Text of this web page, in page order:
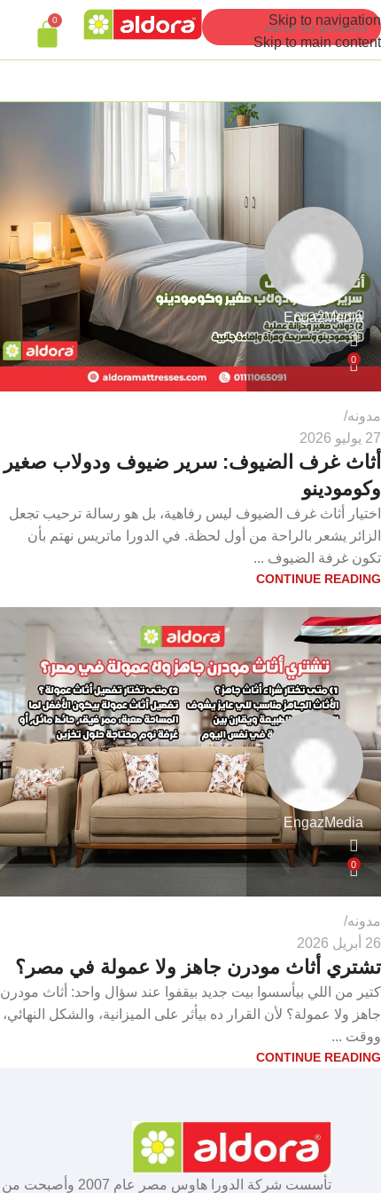
Skip to navigation
Skip to main content
0
EngazMedia
0
مدونه
27 يوليو 2026
أثاث غرف الضيوف: سرير ضيوف ودولاب صغير
وكومودينو
اختيار أثاث غرف الضيوف ليس رفاهية، بل هو رسالة ترحيب تجعل
الزائر يشعر بالراحة من أول لحظة. في الدورا ماتريس نهتم بأن
تكون غرفة الضيوف ...
CONTINUE READING
EngazMedia
0
مدونه
26 أبريل 2026
تشتري أثاث مودرن جاهز ولا عمولة في مصر؟
كتير من اللي بيأسسوا بيت جديد بيقفوا عند سؤال واحد: أثاث مودرن
جاهز ولا عمولة؟ لأن القرار ده بيأثر على الميزانية، والشكل النهائي،
ووقت ...
CONTINUE READING
تأسست شركة الدورا هاوس مصر عام 2007 وأصبحت من